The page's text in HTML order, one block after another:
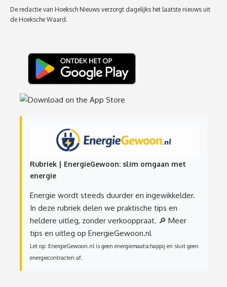
De redactie van Hoeksch Nieuws verzorgt dagelijks het laatste nieuws uit
de Hoeksche Waard.
Rubriek | EnergieGewoon: slim omgaan met
energie
Energie wordt steeds duurder en ingewikkelder.
In deze rubriek delen we praktische tips en
heldere uitleg, zonder verkooppraat. 🔎 Meer
tips en uitleg op EnergieGewoon.nl
Let op: EnergieGewoon.nl is geen energiemaatschappij en sluit geen
energiecontracten af.